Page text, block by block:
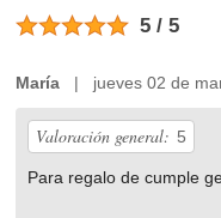
5 / 5
María | jueves 02 de
Valoración general: 5
Para regalo de cumple